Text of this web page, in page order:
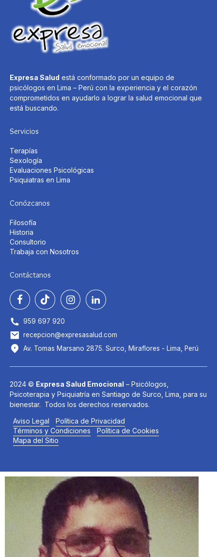
Expresa Salud está conformado por un equipo de
psicólogos en Lima – Perú con la experiencia y el corazón
comprometidos en ayudarlo a lograr la salud emocional que
está buscando.
Servicios
Terapías
Sexología
Evaluaciones Psicológicas
Psiquiatras en Lima
Conózcanos
Filosofía
Historia
Consultorio
Trabaja con Nosotros
Contáctanos
959 697 920
recepcion@expresasalud.com
Av. Tomas Marsano 2875. Surco, Miraflores - Lima, Perú
2024 © Expresa Salud Emocional – Psicólogos,
Psicoterapia y Psiquiatría en Santiago de Surco, Lima, para su
bienestar. Todos los derechos reservados.
Aviso Legal
Política de Privacidad
Términos y Condiciones
Política de Cookies
Mapa del Sitio